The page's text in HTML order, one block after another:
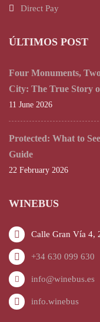
Direct Pay
ÚLTIMOS POST
Four Monuments,
City: The True Story
11 June 2026
Protected: What to
Guide
22 February 2026
WINEBUS
Calle Gran Vía 4,
+34 630 099 630
info@winebus.es
info.winebus